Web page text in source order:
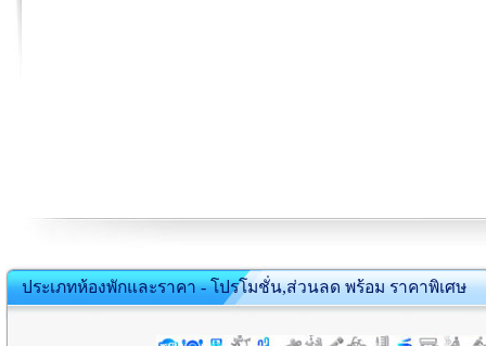
ประเภทห้องพักและราคา - โปรโมชั่น,ส่วนลด พร้อม ราคาพิเศษ